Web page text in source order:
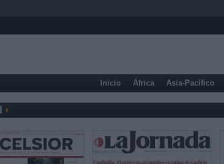
Inicio África Asia-Pacífico